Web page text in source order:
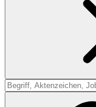
Suche